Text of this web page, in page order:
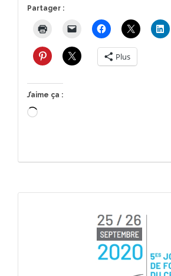
Partager :
Plus
J’aime ça :
Chargement…